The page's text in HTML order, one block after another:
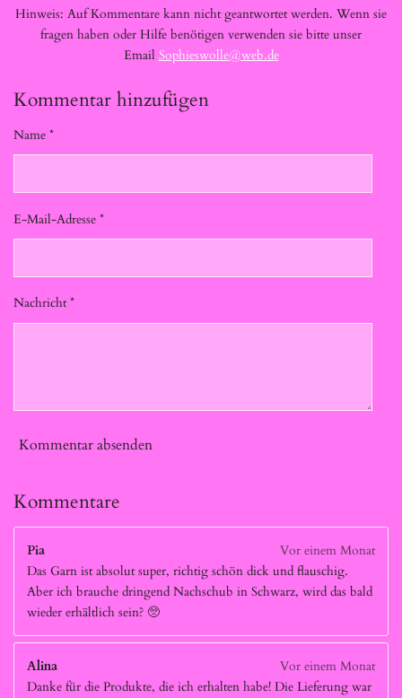
Hinweis: Auf Kommentare kann nicht geantwortet werden. Wenn sie
fragen haben oder Hilfe benötigen verwenden sie bitte unser
Email Sophieswolle@web.de
Kommentar hinzufügen
Name *
E-Mail-Adresse *
Nachricht *
Kommentar absenden
Kommentare
Pia
Vor einem Monat
Das Garn ist absolut super, richtig schön dick und flauschig.
Aber ich brauche dringend Nachschub in Schwarz, wird das bald
wieder erhältlich sein? 🥺
Alina
Vor einem Monat
Danke für die Produkte, die ich erhalten habe! Die Lieferung war